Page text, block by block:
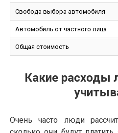
Свобода выбора автомобиля
Автомобиль от частного лица
Общая стоимость
Какие расходы
Очень часто люди